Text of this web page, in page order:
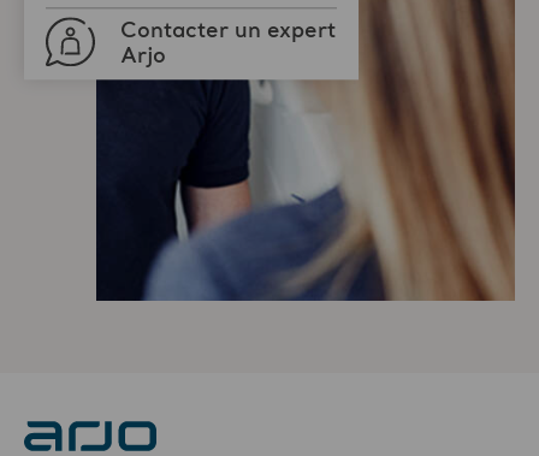
Contacter un expert
Arjo